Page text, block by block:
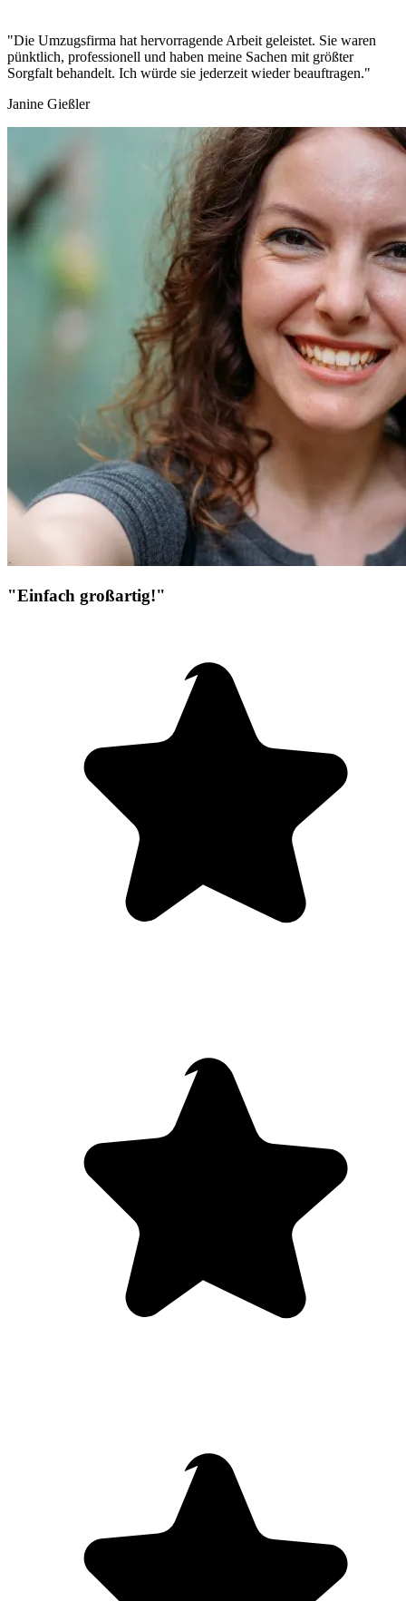
"Die Umzugsfirma hat hervorragende Arbeit geleistet. Sie waren
pünktlich, professionell und haben meine Sachen mit größter
Sorgfalt behandelt. Ich würde sie jederzeit wieder beauftragen."
Janine Gießler
"Einfach großartig!"